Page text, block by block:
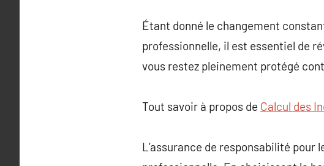
Étant donné le changement
professionnelle, il est essentiel de
vous restez pleinement protégé
Tout savoir à propos de Calcul des
L’assurance de responsabilité